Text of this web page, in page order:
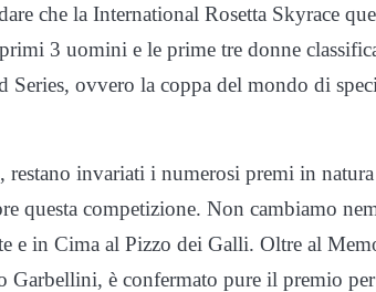
che la International Rosetta Skyrace
3 uomini e le prime tre donne
Series, ovvero la coppa del mondo di
restano invariati i numerosi premi in
questa competizione. Non cambiamo
e in Cima al Pizzo dei Galli. Oltre al
Garbellini, è confermato pure il premio